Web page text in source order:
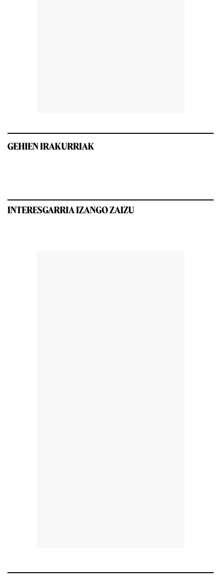
GEHIEN IRAKURRIAK
INTERESGARRIA IZANGO ZAIZU